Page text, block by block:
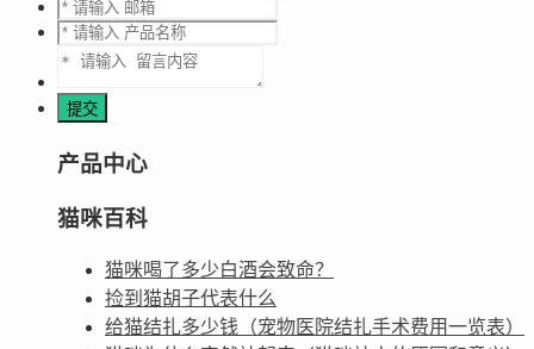
产品中心
猫咪百科
猫咪喝了多少白酒会致命？
捡到猫胡子代表什么
给猫结扎多少钱（宠物医院结扎手术费用一览表）